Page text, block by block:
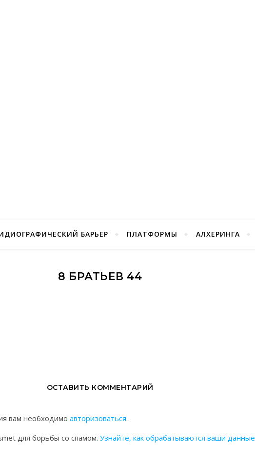
БАРЬЕР ПЛАТФОРМЫ АЛХЕРИНГА
8 БРАТЬЕВ 44
ОСТАВИТЬ КОММЕНТАРИЙ
вам необходимо авторизоваться.
для борьбы со спамом. Узнайте, как обрабатываются ваши данные